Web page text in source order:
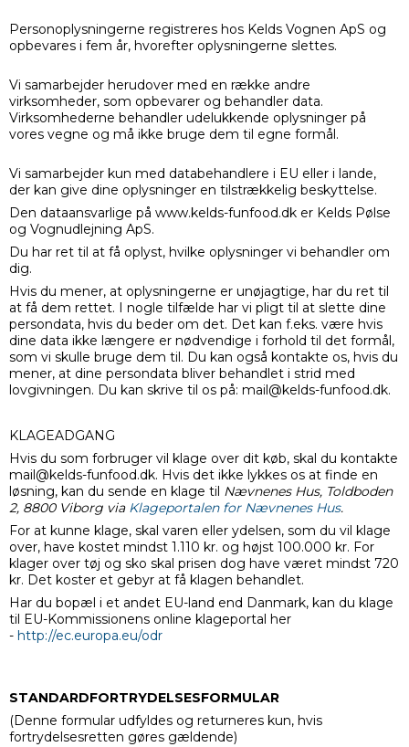
Personoplysningerne registreres hos Kelds Vognen ApS og
opbevares i fem år, hvorefter oplysningerne slettes.
Vi samarbejder herudover med en række andre
virksomheder, som opbevarer og behandler data.
Virksomhederne behandler udelukkende oplysninger på
vores vegne og må ikke bruge dem til egne formål.
Vi samarbejder kun med databehandlere i EU eller i lande,
der kan give dine oplysninger en tilstrækkelig beskyttelse.
Den dataansvarlige på www.kelds-funfood.dk er Kelds Pølse
og Vognudlejning ApS.
Du har ret til at få oplyst, hvilke oplysninger vi behandler om
dig.
Hvis du mener, at oplysningerne er unøjagtige, har du ret til
at få dem rettet. I nogle tilfælde har vi pligt til at slette dine
persondata, hvis du beder om det. Det kan f.eks. være hvis
dine data ikke længere er nødvendige i forhold til det formål,
som vi skulle bruge dem til. Du kan også kontakte os, hvis du
mener, at dine persondata bliver behandlet i strid med
lovgivningen. Du kan skrive til os på: mail@kelds-funfood.dk.
KLAGEADGANG
Hvis du som forbruger vil klage over dit køb, skal du kontakte
mail@kelds-funfood.dk. Hvis det ikke lykkes os at finde en
løsning, kan du sende en klage til Nævnenes Hus, Toldboden
2, 8800 Viborg via Klageportalen for Nævnenes Hus.
For at kunne klage, skal varen eller ydelsen, som du vil klage
over, have kostet mindst 1.110 kr. og højst 100.000 kr. For
klager over tøj og sko skal prisen dog have været mindst 720
kr. Det koster et gebyr at få klagen behandlet.
Har du bopæl i et andet EU-land end Danmark, kan du klage
til EU-Kommissionens online klageportal her
- http://ec.europa.eu/odr
STANDARDFORTRYDELSESFORMULAR
(Denne formular udfyldes og returneres kun, hvis
fortrydelsesretten gøres gældende)